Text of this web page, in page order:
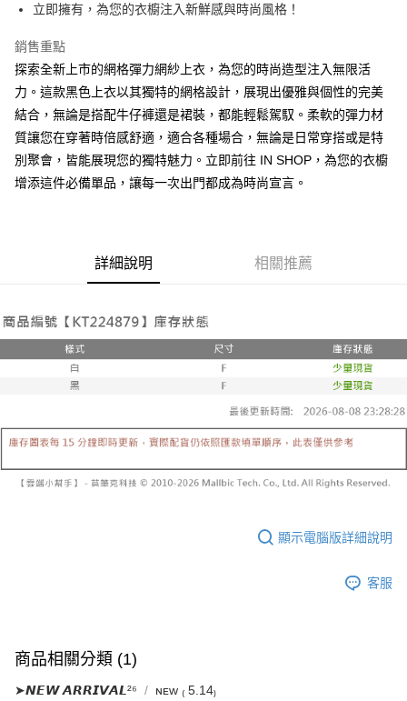
相關說明
1.本服務由台灣大哥大提供，台灣大哥大用戶可立即使用無須另外申請。
2.付款方式選擇「大哥付你分期」，訂單成立後會自動跳轉到大哥付的交易
流程，驗證手機門號後，選擇欲分期的期數、繳款截止日，確認付款後即完
成交易。
3.實際核准額度、可分期數及費用金額請依後續交易確認頁面所載為準。
4.訂單成立30分鐘內，如未前往確認交易或遇審核未通過，訂單將自動取
法說明評估內容。
【繳款方式說明】
用戶於交易時，得透過本服務購買商品或服務，並由商店將買賣／分期付款
買賣價金債權讓與本公司後，依約使用本公司帳單繳交帳款。
2.基於同意付款使用「大哥付你分期」之契約關係目的，商店將以您的個人
資料（包含姓名、電話或地址）提供予台灣大哥大進項蒐集、處理及利用，
由本公司與您本人進行分期帳單所需資料之確認、核對及更正。
AFTEE先享後付
相關說明
【關於「AFTEE先享後付」】
AFTEE先享後付是「在收到商品之後才付款」的支付方式。 讓您購物簡單
便利好安心！
１．簡單：不需註冊會員、不需綁卡、不需儲值。
２．便利：只要手機號碼，簡訊認證，即可結帳。
２．訂單成立數日內，您將收到繳費通知簡訊。
３．收到繳費通知簡訊後14天內，點擊此簡訊中的連結，可透過四大超商／
ATM／網路銀行／等多元方式進行付款，方視為交易完成。
購買商品的店家。未經商家同意取消之訂單仍視為有效，需透過AFTEE先享
後付繳納相關費用。
※ 交易是否成功請以「AFTEE先享後付 」之結帳頁面顯示為準，若有關於
是否繳費成功／繳費後需取消欲退款等相關疑問，請聯繫「AFTEE先享後付
客戶支援中心」
https://netprotections.freshdesk.com/support/home
１．透過由恩沛科技股份有限公司提供之「AFTEE先享後付」服務完成之交
易，需依本服務之必要範圍內提供個人資料，並將交易相關給付款項請求債
權轉讓予恩沛科技股份有限公司。
２．關於個人資料處理事宜，請瀏覽以下網址：
「AFTEE先享後付」，若未經同意申辦者引起之損失，本公司不負相關責
時審查核予不同之上限額度；若仍有額度不足之情形，本公司將視審查結果
全家取貨付款
每筆NT$60，滿NT$1,600(含以上)免運費
每筆NT$10,000
已關閉，請勿下單(付取)
每筆NT$10,000
每筆NT$60，滿NT$1,800(含以上)免運費
付款後7-11取貨
查看運費
立即擁有，為您的衣櫥注入新鮮感與時尚風格！
銷售重點
探索全新上市的網格彈力網紗上衣，為您的時尚造型注入無限活
力。這款黑色上衣以其獨特的網格設計，展現出優雅與個性的完美
結合，無論是搭配牛仔褲還是裙裝，都能輕鬆駕馭。柔軟的彈力材
質讓您在穿著時倍感舒適，適合各種場合，無論是日常穿搭或是特
別聚會，皆能展現您的獨特魅力。立即前往 IN SHOP，為您的衣櫥
增添這件必備單品，讓每一次出門都成為時尚宣言。
詳細說明 相關推薦
顯示電腦版詳細說明
客服
商品相關分類 (1)
➤𝙉𝙀𝙒 𝘼𝙍𝙍𝙄𝙑𝘼𝙇²⁶ ɴᴇᴡ ₍ 5.14₎